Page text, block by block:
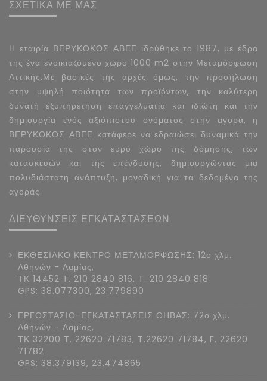
ΣΧΕΤΙΚΑ ΜΕ ΜΑΣ
Η εταιρία ΒΕΡΥΚΟΚΟΣ ΑΒΕΕ ιδρύθηκε το 1987, με έδρα
της ένα ενοικιαζόμενο χώρο 1000 m2 στην Μεταμόρφωση
Αττικής.Με βασικές της αρχές όμως, την προσήλωση
στην υψηλή ποιότητα των προϊόντων, την καλύτερη
δυνατή εξυπηρέτηση επαγγελματία και ιδιώτη και την
δημιουργία ενός αξιόπιστου ονόματος στην αγορά, η
ΒΕΡΥΚΟΚΟΣ ΑΒΕΕ κατάφερε να εδραιώσει δυναμικά την
παρουσία της στον ευρύ χώρο της δόμησης, των
κατασκευών και της επένδυσης, δημιουργώντας μια
πολυδιάστατη ανάπτυξη, μοναδική για τα δεδομένα της
αγοράς.
ΔΙΕΥΘΥΝΣΕΙΣ ΕΓΚΑΤΑΣΤΑΣΕΩΝ
ΕΚΘΕΣΙΑΚΟ ΚΕΝΤΡΟ ΜΕΤΑΜΟΡΦΩΣΗΣ: 12ο χλμ.
Αθηνών - Λαμίας,
ΤΚ 14452 Τ. 210 2840 816, Τ. 210 2840 818
GPS: 38.077300, 23.779890
ΕΡΓΟΣΤΑΣΙΟ-ΕΓΚΑΤΑΣΤΑΣΕΙΣ ΘΗΒΑΣ: 72ο χλμ.
Αθηνών - Λαμίας,
ΤΚ 32200 Τ. 22620 71783, T.22620 71784, F. 22620
71782
GPS: 38.379139, 23.474865